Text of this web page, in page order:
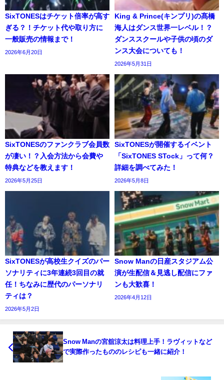
SixTONESはチケット倍率が高す
ぎる？！チケット代や取り方に
一般販売の情報まで！
2026年6月20日
King & Prince(キンプリ)の髙橋
海人はダンス世界一レベル！？
ダンススクールや子供の頃のダ
ンス大会についても！
2026年5月31日
SixTONESのファンクラブ会員数
が凄い！？入会方法から会費や
特典などを教えます！
2026年5月25日
SixTONESが開催するイベント
「SixTONES STock」って何？
詳細を調べてみた！
2026年5月8日
SixTONESが高校生クイズのパー
ソナリティに3年連続3回目の就
任！ちなみに歴代のパーソナリ
ティは？
2026年5月2日
Snow Manの日産スタジアム公
演が生配信＆見逃し配信にファ
ンも大歓喜！
2026年4月12日
Snow Manの宮舘涼太は料理上手！ラヴィットなど
で実際作ったもののレシピも一緒に紹介！